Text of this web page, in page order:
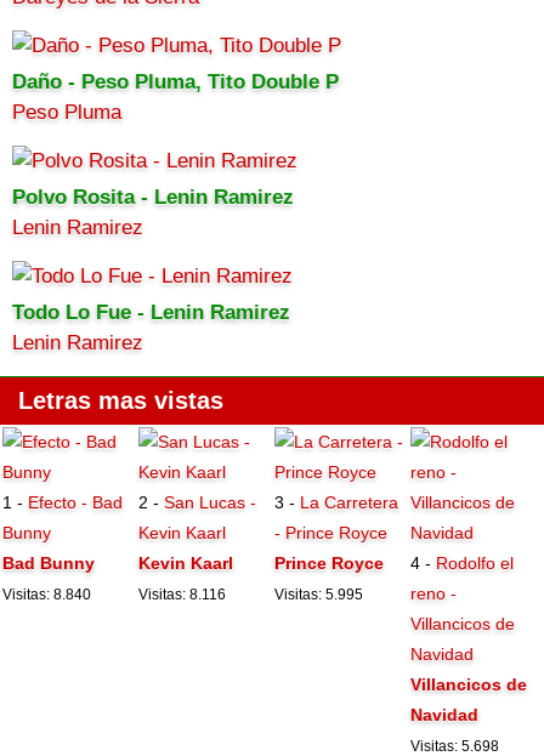
Daño - Peso Pluma, Tito Double P
Peso Pluma
Polvo Rosita - Lenin Ramirez
Lenin Ramirez
Todo Lo Fue - Lenin Ramirez
Lenin Ramirez
Letras mas vistas
1 - Efecto - Bad
Bunny
Bad Bunny
Visitas: 8.840
2 -San Lucas -
Kevin Kaarl
Kevin Kaarl
Visitas: 8.116
3 - La Carretera
- Prince Royce
Prince Royce
Visitas: 5.995
4 - Rodolfo el
reno -
Villancicos de
Navidad
Villancicos de
Navidad
Visitas: 5.698